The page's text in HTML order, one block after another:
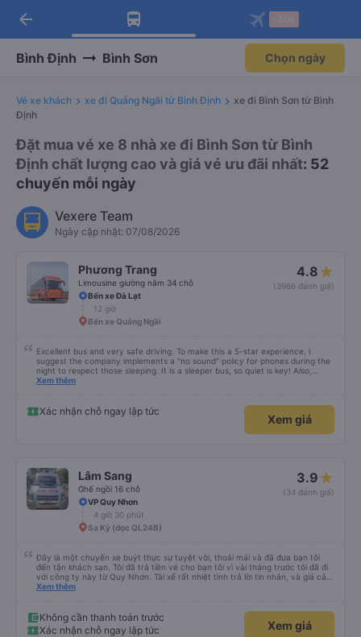
Tải app Vexere ngay!
Nhận ưu đãi thành viên độc
Mở app
Tải app Vexere
-30k/ghế khi đặt vé máy bay qua
Mở app
arrow_back
Bình Định Bình Sơn Chọn ngày
Vé xe khách xe đi Quảng Ngãi từ Bình Định
xe đi Bình Sơn từ Bình
Định
Đặt mua vé xe 8 nhà xe đi Bình Sơn từ Bình
Định chất lượng cao và giá vé ưu đãi nhất: 52
chuyến mỗi ngày
Vexere Team
Ngày cập nhật: 07/08/2026
Phương Trang
Limousine giường nằm 34 chỗ
4.8
(3966 đánh giá)
Bến xe Đà Lạt
12 giờ
Bến xe Quảng Ngãi
Excellent bus and very safe driving. To make this a 5-star experience, I
suggest the company implements a "no sound" policy for phones during the
night to respect those sleeping. It is a sleeper bus, so quiet is key! Also,
please display the Wi-Fi password clearly inside the cabin for convenience. I
quy định rõ ràng về việc giữ im lặng (tắt âm thanh điện thoại) vào ban đêm
để tránh làm phiền hành khách khác ngủ. Ngoài ra, nhà xe nên dán sẵn mật
khẩu Wi-Fi trong xe để hành khách dễ dàng sử dụng. Tôi vẫn sẽ tiếp tục ủng
Xem thêm
Xác nhận chỗ ngay lập tức
Xem giá
Lâm Sang
Ghế ngồi 16 chỗ
3.9
(34 đánh giá)
VP Quy Nhơn
4 giờ 30 phút
Sa Kỳ (dọc QL24B)
Đây là một chuyến xe buýt thực sự tuyệt vời, thoải mái và đã đưa bạn tôi
đến tận khách sạn. Tôi đã trả tiền vé cho bạn tôi vì vài tháng trước tôi đã đi
với công ty này từ Quy Nhơn. Tài xế rất nhiệt tình trả lời tin nhắn, và giá cả
rất hợp lý, rẻ hơn so với các lựa chọn khác cho dịch vụ 5 sao. Rất đáng để
Xem thêm
Không cần thanh toán trước
Xác nhận chỗ ngay lập tức
Xem giá